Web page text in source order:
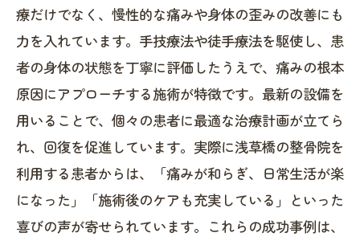
療だけでなく、慢性的な痛みや身体の歪みの改善にも
力を入れています。手技療法や徒手療法を駆使し、患
者の身体の状態を丁寧に評価したうえで、痛みの根本
原因にアプローチする施術が特徴です。最新の設備を
用いることで、個々の患者に最適な治療計画が立てら
れ、回復を促進しています。実際に浅草橋の整骨院を
利用する患者からは、「痛みが和らぎ、日常生活が楽
になった」「施術後のケアも充実している」といった
喜びの声が寄せられています。これらの成功事例は、